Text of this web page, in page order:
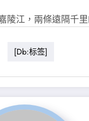
陵江，兩條遠隔千
[db:标签]